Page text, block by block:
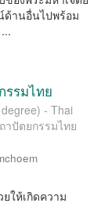
ด้านอื่นไปพร้อม
รมไทย
- Thai
าปัตยกรรมไทย
ให้เกิดความ